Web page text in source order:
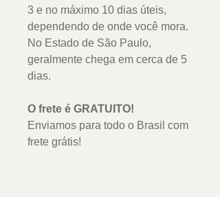
3 e no máximo 10 dias úteis,
dependendo de onde você mora.
No Estado de São Paulo,
geralmente chega em cerca de 5
dias.
O frete é GRATUITO!
Enviamos para todo o Brasil com
frete grátis!